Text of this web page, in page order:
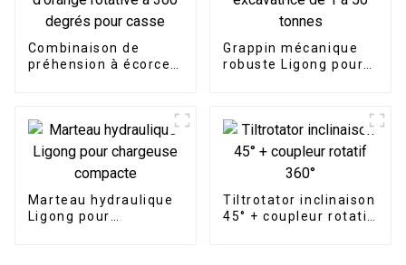
Combinaison de
préhension à écorce
Grappin mécanique
robuste Ligong pour
Marteau hydraulique
Ligong pour
Tiltrotator inclinaison
45° + coupleur rotatif